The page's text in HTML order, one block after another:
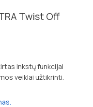
Twist Off
inkstų funkcijai
veiklai užtikrinti.